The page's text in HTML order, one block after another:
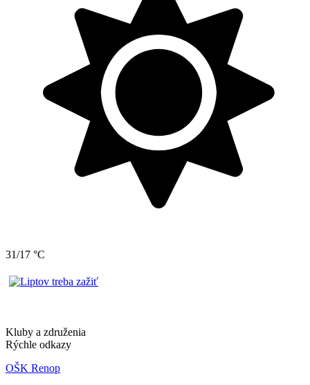
31/17 °C
Kluby a združenia
Rýchle odkazy
OŠK Renop